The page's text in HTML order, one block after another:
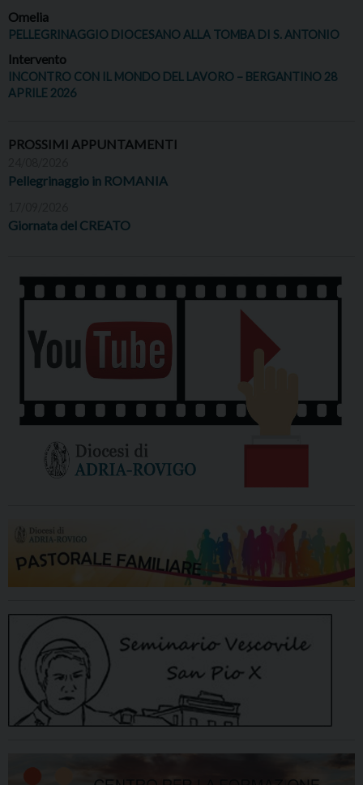
Omelia
PELLEGRINAGGIO DIOCESANO ALLA TOMBA DI S. ANTONIO
Intervento
INCONTRO CON IL MONDO DEL LAVORO – BERGANTINO 28
APRILE 2026
PROSSIMI APPUNTAMENTI
Pellegrinaggio in ROMANIA
Giornata del CREATO